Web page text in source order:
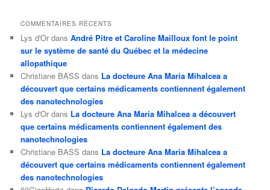
COMMENTAIRES RÉCENTS
Lys d'Or dansAndré Pitre et Caroline Mailloux font le point
sur le système de santé du Québec et la médecine
allopathique
Christiane BASS dans La docteure Ana Maria Mihalcea a
découvert que certains médicaments contiennent également
des nanotechnologies
Lys d'Or dans La docteure Ana Maria Mihalcea a découvert
que certains médicaments contiennent également des
nanotechnologies
Christiane BASS dans La docteure Ana Maria Mihalcea a
découvert que certains médicaments contiennent également
des nanotechnologies